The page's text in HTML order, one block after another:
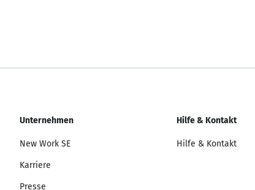
Unternehmen
New Work SE
Karriere
Presse
Hilfe & Kontakt
Hilfe & Kontakt